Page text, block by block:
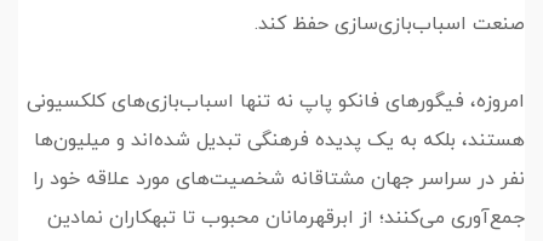
صنعت اسباب‌بازی‌سازی حفظ کند.
امروزه، فیگورهای فانکو پاپ نه تنها اسباب‌بازی‌های کلکسیونی
هستند، بلکه به یک پدیده فرهنگی تبدیل شده‌اند و میلیون‌ها
نفر در سراسر جهان مشتاقانه شخصیت‌های مورد علاقه خود را
جمع‌آوری می‌کنند؛ از ابرقهرمانان محبوب تا تبهکاران نمادین